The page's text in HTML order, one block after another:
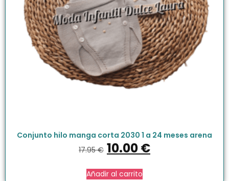
Conjunto hilo manga corta 2030 1 a 24 meses arena
17.95€ 10.00€
Añadir al carrito